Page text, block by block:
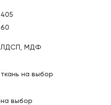
405
60
ЛДСП, МДФ
ткань на выбор
на выбор